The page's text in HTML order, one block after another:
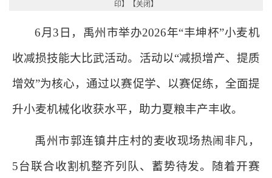
印】【关闭 】
6月3日，禹州市举办2026年“丰坤杯”小麦机
收减损技能大比武活动。活动以“减损增产、提质
增效”为核心，通过以赛促学、以赛促练，全面提
升小麦机械化收获水平，助力夏粮丰产丰收。
禹州市郭连镇井庄村的麦收现场热闹非凡，
5台联合收割机整齐列队、蓄势待发。随着开赛